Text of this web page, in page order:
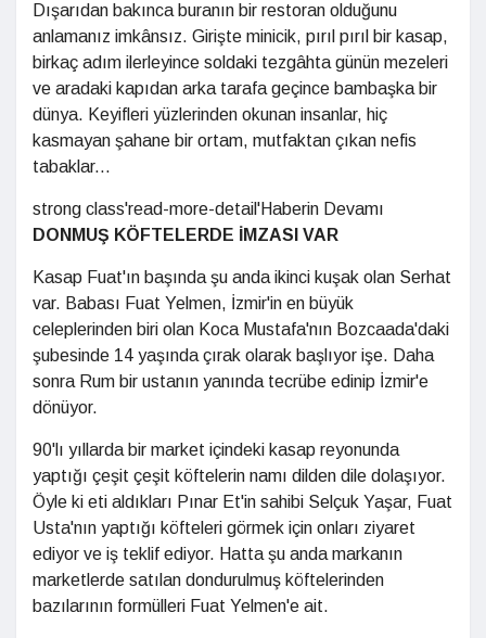
Dışarıdan bakınca buranın bir restoran olduğunu
anlamanız imkânsız. Girişte minicik, pırıl pırıl bir kasap,
birkaç adım ilerleyince soldaki tezgâhta günün mezeleri
ve aradaki kapıdan arka tarafa geçince bambaşka bir
dünya. Keyifleri yüzlerinden okunan insanlar, hiç
kasmayan şahane bir ortam, mutfaktan çıkan nefis
tabaklar...
strong class'read-more-detail'Haberin Devamı
DONMUŞ KÖFTELERDE İMZASI VAR
Kasap Fuat'ın başında şu anda ikinci kuşak olan Serhat
var. Babası Fuat Yelmen, İzmir'in en büyük
celeplerinden biri olan Koca Mustafa'nın Bozcaada'daki
şubesinde 14 yaşında çırak olarak başlıyor işe. Daha
sonra Rum bir ustanın yanında tecrübe edinip İzmir'e
dönüyor.
90'lı yıllarda bir market içindeki kasap reyonunda
yaptığı çeşit çeşit köftelerin namı dilden dile dolaşıyor.
Öyle ki eti aldıkları Pınar Et'in sahibi Selçuk Yaşar, Fuat
Usta'nın yaptığı köfteleri görmek için onları ziyaret
ediyor ve iş teklif ediyor. Hatta şu anda markanın
marketlerde satılan dondurulmuş köftelerinden
bazılarının formülleri Fuat Yelmen'e ait.